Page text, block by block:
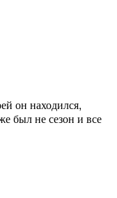
он находился,
был не сезон и все